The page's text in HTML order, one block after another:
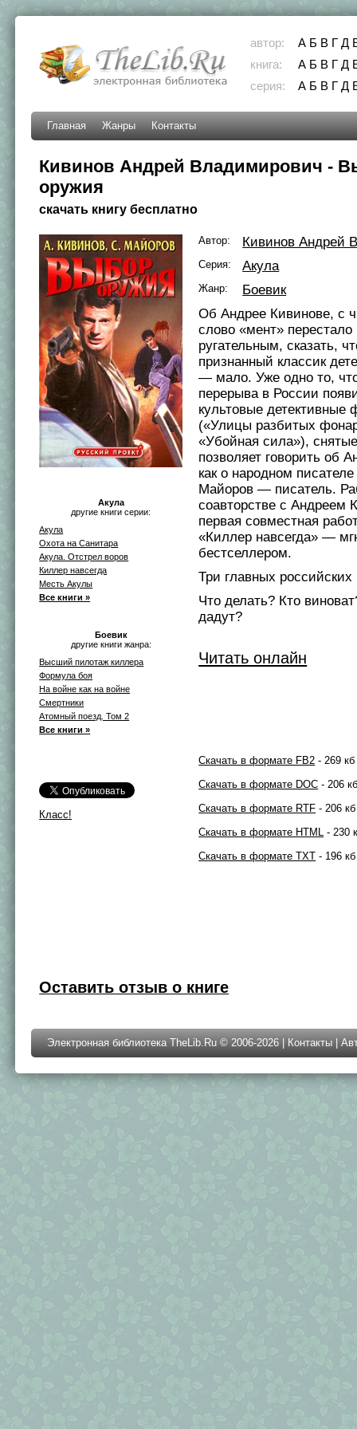
автор: А Б В Г Д
книга:
А Б В Г Д
серия:
А Б В Г Д
Главная Жанры Контакты
Кивинов Андрей Владимирович -
оружия
скачать книгу бесплатно
Акула
другие книги серии:
Акула
Охота на Санитара
Акула. Отстрел воров
Киллер навсегда
Месть Акулы
Все книги »
Боевик
другие книги жанра:
Высший пилотаж киллера
Формула боя
На войне как на войне
Смертники
Атомный поезд. Том 2
Все книги »
Класс!
Автор: Кивинов Андрей
Серия: Акула
Жанр:
Боевик
Об Андрее Кивинове, с
слово «мент»
ругательным, сказать,
признанный классик
— мало. Уже одно то,
перерыва в России
культовые
(«Улицы разбитых
«Убойная сила»),
позволяет говорить об
как о народном
Майоров — писатель.
соавторстве с Андреем
первая совместная
«Киллер навсегда» —
бестселлером.
Три главных российских
Что делать? Кто
дадут?
Читать онлайн
Скачать в формате FB2 - 269 кб
Скачать в формате DOC - 206
Скачать в формате RTF - 206 кб
Скачать в формате HTML - 230
Скачать в формате TXT - 196 кб
Оставить отзыв о книге
Электронная библиотека TheLib.Ru © 2006-2026 | Контакты |